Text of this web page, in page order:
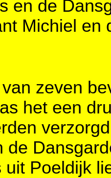
en de
Michiel en
zeven
het een
de
uit Poeldijk